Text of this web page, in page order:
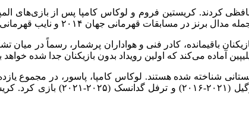
۲۰۱۴ و نایب قهرمانی در مسابقات قهرمانی اروپا ۲۰۱۷ دست یافتند.
آنها به همراه بازیکنان باقیمانده، کادر فنی و هواداران پرشمار،
آماده می‌کند که اولین رویداد بدون بازیکنان جدا شده خواهد